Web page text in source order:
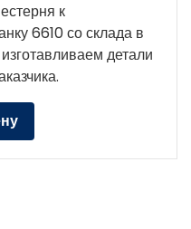
к
6610 со склада в
детали